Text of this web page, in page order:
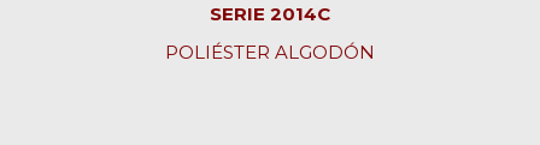
SERIE 2014C
POLIÉSTER ALGODÓN